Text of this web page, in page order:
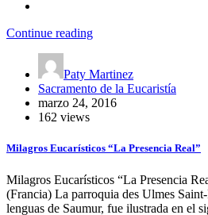
Continue reading
Paty Martinez
Sacramento de la Eucaristía
marzo 24, 2016
162 views
Milagros Eucarísticos “La Presencia Real”
Milagros Eucarísticos “La Presencia
(Francia) La parroquia des Ulmes
lenguas de Saumur, fue ilustrada en el